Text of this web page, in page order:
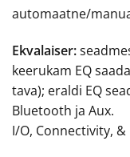
automaatne/
Ekvalaiser:
keerukam EQ
tava); eraldi EQ
Bluetooth ja Aux.
I/O, Connectivity,